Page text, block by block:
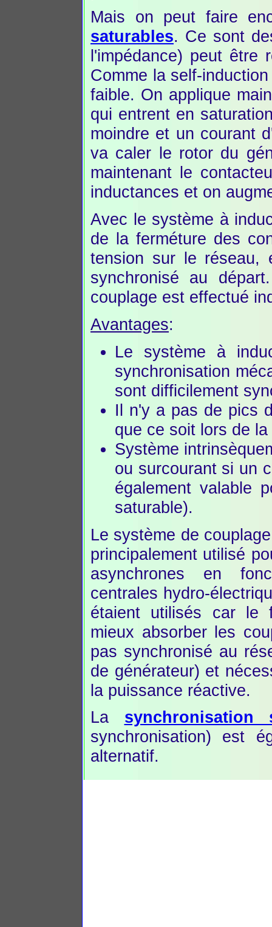
Mais on peut faire
saturables. Ce sont
l'impédance) peut
Comme la self-
faible. On applique
qui entrent en
moindre et un courant
va caler le rotor du
maintenant le
inductances et on
Avec le système à
de la ferméture des
tension sur le réseau,
synchronisé au
couplage est effectué
Avantages:
Le système à
synchronisation
sont difficilement
Il n'y a pas de pics
que ce soit lors de
Système
ou surcourant si un
également valable
saturable).
Le système de
principalement utilisé
asynchrones en
centrales hydro-
étaient utilisés car le
mieux absorber les
pas synchronisé au
de générateur) et
la puissance réactive.
La synchronisation
synchronisation) est
alternatif.